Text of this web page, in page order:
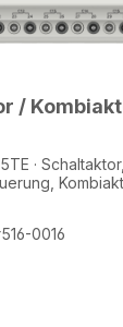
16 Kanal KNX Aktor /
·
0016